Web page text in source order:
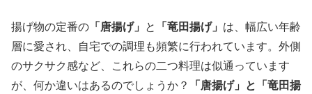
揚げ物の定番の 「唐揚げ」 と 「竜田揚げ」 は、幅広い年齢
層に愛され、自宅での調理も頻繁に行われています。外側
のサクサク感など、これらの二つ料理は似通っています
が、何か違いはあるのでしょうか？
「唐揚げ」と「竜田揚